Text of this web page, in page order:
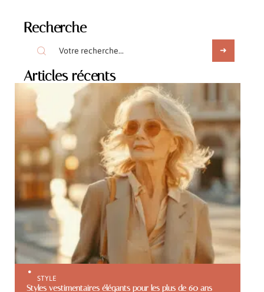
Recherche
Articles récents
STYLE
Styles vestimentaires élégants pour les plus de 60 ans